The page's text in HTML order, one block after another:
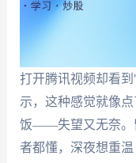
打开腾讯视频却看
示，这种感觉就像
饭——失望又无奈。
者都懂，深夜想重